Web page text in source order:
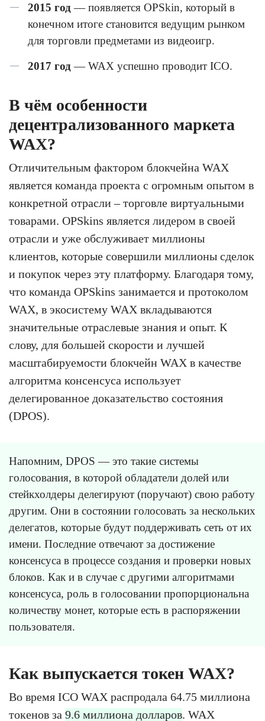
2015 год — появляется OPSkin, который в
конечном итоге становится ведущим рынком
для торговли предметами из видеоигр.
2017 год — WAX успешно проводит ICO.
В чём особенности
децентрализованного маркета
WAX?
Отличительным фактором блокчейна WAX
является команда проекта с огромным опытом в
конкретной отрасли – торговле виртуальными
товарами. OPSkins является лидером в своей
отрасли и уже обслуживает миллионы
клиентов, которые совершили миллионы сделок
и покупок через эту платформу. Благодаря тому,
что команда OPSkins занимается и протоколом
WAX, в экосистему WAX вкладываются
значительные отраслевые знания и опыт. К
слову, для большей скорости и лучшей
масштабируемости блокчейн WAX в качестве
алгоритма консенсуса использует
делегированное доказательство состояния
(DPOS).
Напомним, DPOS — это такие системы
голосования, в которой обладатели долей или
стейкхолдеры делегируют (поручают) свою работу
другим. Они в состоянии голосовать за нескольких
делегатов, которые будут поддерживать сеть от их
имени. Последние отвечают за достижение
консенсуса в процессе создания и проверки новых
блоков. Как и в случае с другими алгоритмами
консенсуса, роль в голосовании пропорциональна
количеству монет, которые есть в распоряжении
пользователя.
Как выпускается токен WAX?
Во время ICO WAX распродала 64.75 миллиона
токенов за 9.6 миллиона долларов. WAX